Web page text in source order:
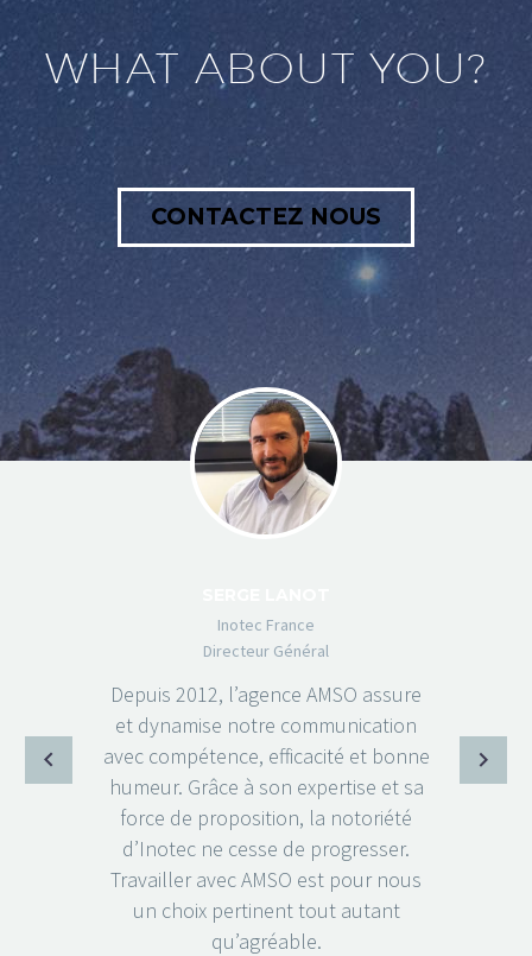
WHAT ABOUT YOU?
CONTACTEZ NOUS
Inotec France
Directeur Général
Depuis 2012, l’agence AMSO assure
et dynamise notre communication
avec compétence, efficacité et bonne
humeur. Grâce à son expertise et sa
force de proposition, la notoriété
d’Inotec ne cesse de progresser.
Travailler avec AMSO est pour nous
un choix pertinent tout autant
qu’agréable.